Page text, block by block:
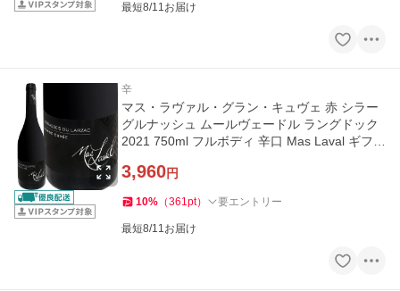
最短8/11お届け
辛
マス・ラヴァル・グラン・キュヴェ 赤 シラー
グルナッシュ ムールヴェードル ラングドック
2021 750ml フルボディ 辛口 Mas Laval ギフト
3,960円
10% （361pt） 要エントリー
最短8/11お届け